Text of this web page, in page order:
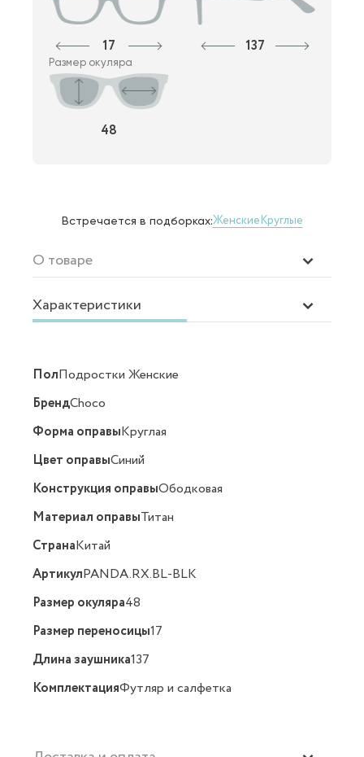
17 137
Размер окуляра
48
Встречается в подборках:ЖенскиеКруглые
О товаре
Характеристики
ПолПодростки Женские
БрендChoco
Форма оправыКруглая
Цвет оправыСиний
Конструкция оправыОбодковая
Материал оправыТитан
СтранаКитай
АртикулPANDA.RX.BL-BLK
Размер окуляра48
Размер переносицы17
Длина заушника137
КомплектацияФутляр и салфетка